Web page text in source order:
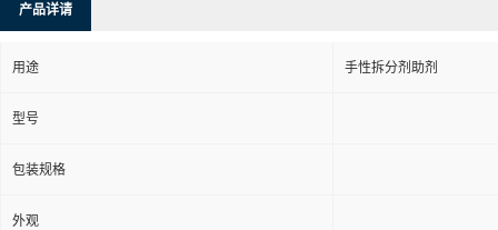
产品详请
用途 手性拆分剂助剂
型号
包装规格
外观